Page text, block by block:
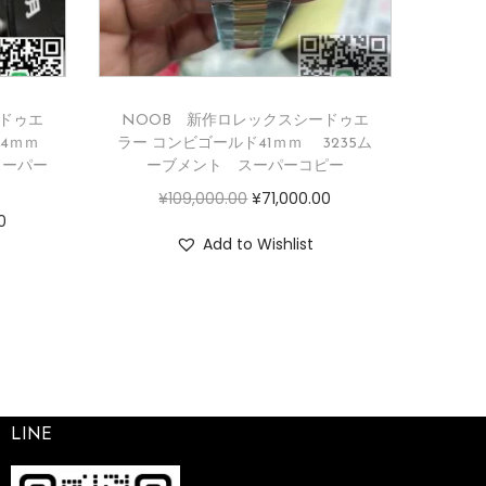
ゥエ
ｍｍ
パー
NOOB 新作ロレックスシードゥエ
ラー コンビゴールド41ｍｍ 3235ム
ーブメント スーパーコピー
¥109,000.00 ¥71,000.00
Add to Wishlist
LINE